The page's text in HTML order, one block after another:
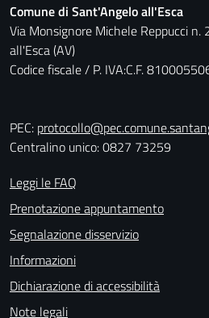
Comune di Sant'Angelo all'Esca
Via Monsignore Michele Reppucci
all'Esca (AV)
Codice fiscale / P. IVA:C.F.
PEC:
Centralino unico: 0827 73259
Leggi le FAQ
Prenotazione appuntamento
Segnalazione disservizio
Informazioni
Dichiarazione di accessibilità
Note legali